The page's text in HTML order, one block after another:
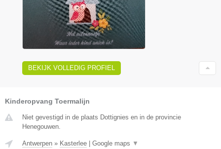
BEKIJK VOLLEDIG PROFIEL
Kinderopvang Toermalijn
Niet gevestigd in de plaats Dottignies en in de provincie
Henegouwen.
Antwerpen » Kasterlee Google maps ▼